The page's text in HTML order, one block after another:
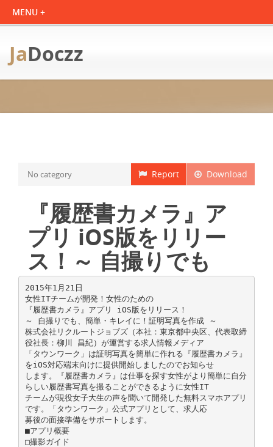
JaDoczz
Download
Report
No category
『履歴書カメラ』ア
プリ iOS版をリリー
ス！～ 自撮りでも
2015年1月21日
女性ITチームが開発！女性のための
『履歴書カメラ』アプリ iOS版をリリース！
～ 自撮りでも、簡単・キレイに！証明写真を作成 ～
株式会社リクルートジョブズ（本社：東京都中央区、代表取締
役社長：柳川 昌紀）が運営する求人情報メディア
「タウンワーク」は証明写真を簡単に作れる『履歴書カメラ』
をiOS対応端末向けに提供開始しましたのでお知らせ
します。『履歴書カメラ』は仕事を探す女性がより簡単に自分
らしい履歴書写真を撮ることができるように女性IT
チームが現役女子大生の声を聞いて開発した無料スマホアプリ
です。「タウンワーク」公式アプリとして、求人応
募後の面接準備をサポートします。
■アプリ概要
□撮影ガイド